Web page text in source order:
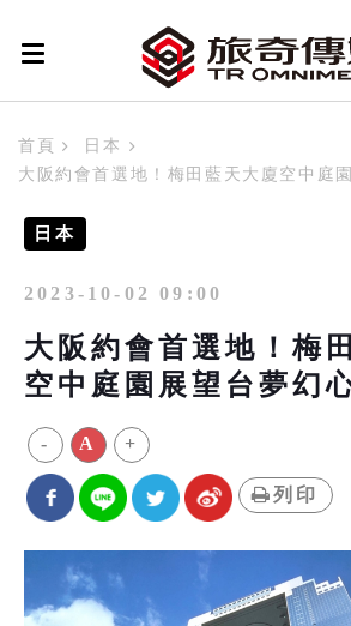
首頁
日本
大阪約會首選地！梅田藍天大廈空中庭
日本
2023-10-02 09:00
大阪約會首選地！梅
空中庭園展望台夢幻
- A +
列印